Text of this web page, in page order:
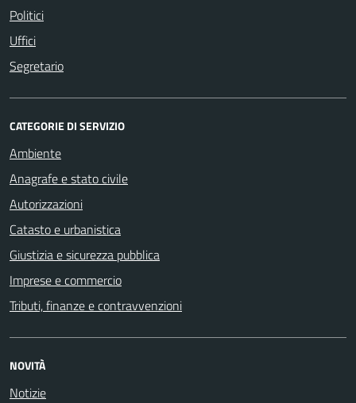
Politici
Uffici
Segretario
CATEGORIE DI SERVIZIO
Ambiente
Anagrafe e stato civile
Autorizzazioni
Catasto e urbanistica
Giustizia e sicurezza pubblica
Imprese e commercio
Tributi, finanze e contravvenzioni
NOVITÀ
Notizie